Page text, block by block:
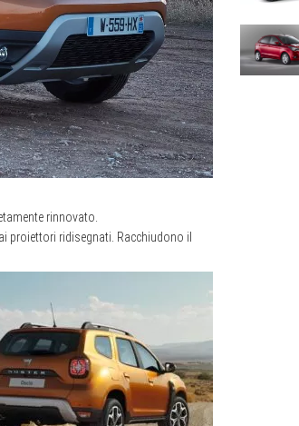
rinnovato.
proiettori ridisegnati. Racchiudono il